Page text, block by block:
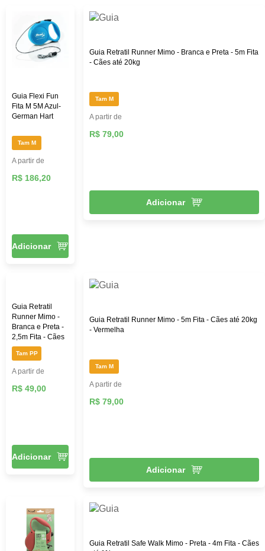
Guia Flexi Fun
Fita M 5M Azul-
German Hart
Tam M
A partir de
R$ 186,20
Adicionar
Guia Retratil Runner Mimo - Branca e Preta - 5m Fita
- Cães até 20kg
Tam M
A partir de
R$ 79,00
Adicionar
Guia Retratil
Runner Mimo -
Branca e Preta -
2,5m Fita - Cães
até 8kg
Tam PP
A partir de
R$ 49,00
Adicionar
Guia Retratil Runner Mimo - 5m Fita - Cães até 20kg
- Vermelha
Tam M
A partir de
R$ 79,00
Adicionar
Guia Retratil Safe Walk Mimo - Preta - 4m Fita - Cães